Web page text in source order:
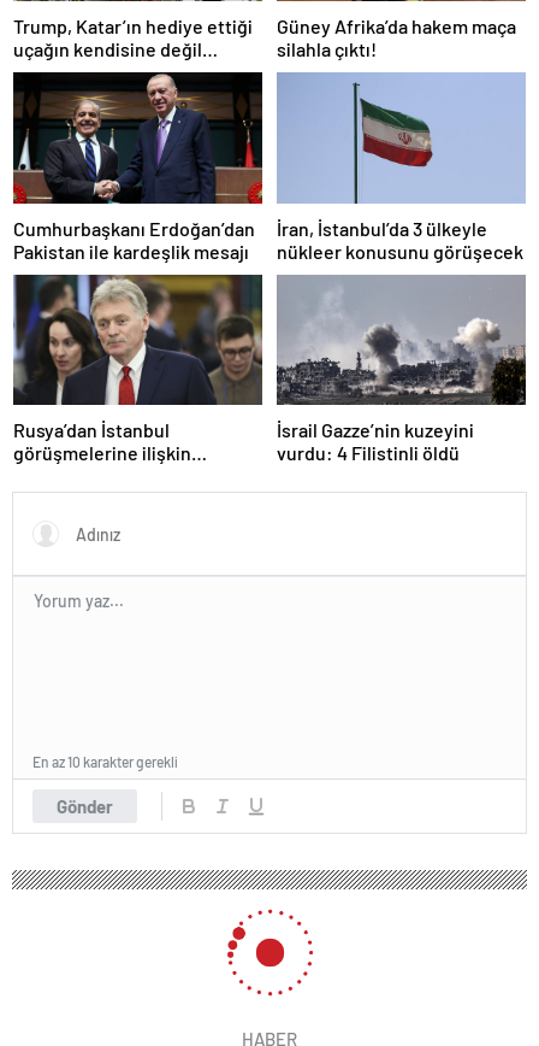
Trump, Katar’ın hediye ettiği
uçağın kendisine değil
Pentagon’a verileceğini
açıkladı
Güney Afrika’da hakem maça
silahla çıktı!
Cumhurbaşkanı Erdoğan’dan
Pakistan ile kardeşlik mesajı
İran, İstanbul’da 3 ülkeyle
nükleer konusunu görüşecek
Rusya’dan İstanbul
görüşmelerine ilişkin
İsrail Gazze’nin kuzeyini
vurdu: 4 Filistinli öldü
Gönder
En az 10 karakter gerekli
HABER